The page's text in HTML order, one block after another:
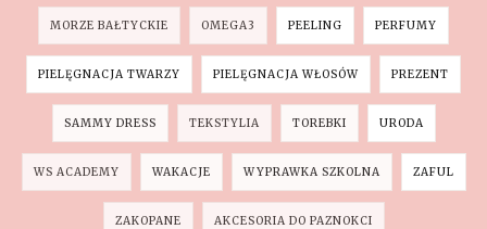
MORZE BAŁTYCKIE OMEGA3 PEELING PERFUMY
PIELĘGNACJA TWARZY PIELĘGNACJA WŁOSÓW PREZENT
SAMMY DRESS TEKSTYLIA TOREBKI URODA
WS ACADEMY WAKACJE WYPRAWKA SZKOLNA ZAFUL
ZAKOPANE AKCESORIA DO PAZNOKCI